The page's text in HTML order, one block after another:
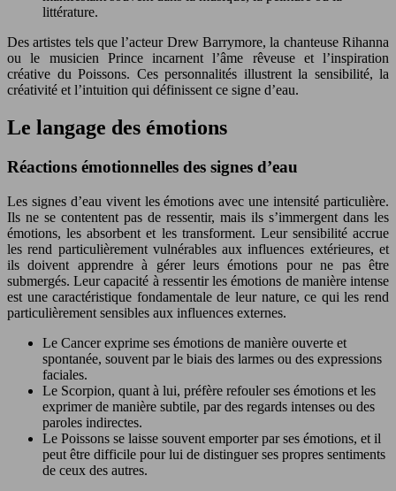
littérature.
Des artistes tels que l’acteur Drew Barrymore, la chanteuse Rihanna
ou le musicien Prince incarnent l’âme rêveuse et l’inspiration
créative du Poissons. Ces personnalités illustrent la sensibilité, la
créativité et l’intuition qui définissent ce signe d’eau.
Le langage des émotions
Réactions émotionnelles des signes d’eau
Les signes d’eau vivent les émotions avec une intensité particulière.
Ils ne se contentent pas de ressentir, mais ils s’immergent dans les
émotions, les absorbent et les transforment. Leur sensibilité accrue
les rend particulièrement vulnérables aux influences extérieures, et
ils doivent apprendre à gérer leurs émotions pour ne pas être
submergés. Leur capacité à ressentir les émotions de manière intense
est une caractéristique fondamentale de leur nature, ce qui les rend
particulièrement sensibles aux influences externes.
Le Cancer exprime ses émotions de manière ouverte et
spontanée, souvent par le biais des larmes ou des expressions
faciales.
Le Scorpion, quant à lui, préfère refouler ses émotions et les
exprimer de manière subtile, par des regards intenses ou des
paroles indirectes.
Le Poissons se laisse souvent emporter par ses émotions, et il
peut être difficile pour lui de distinguer ses propres sentiments
de ceux des autres.